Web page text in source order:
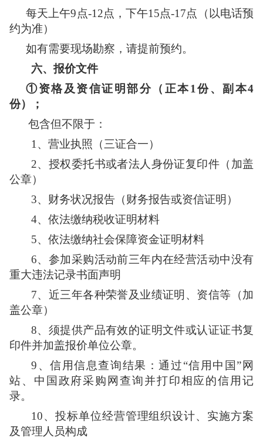
每天上午9点-12点，下午15点-17点（以电话预
约为准）
如有需要现场勘察，请提前预约。
六、报价文件
①资格及资信证明部分（正本1份、副本4
份）；
包含但不限于：
1、 营业执照（三证合一）
2、 授权委托书或者法人身份证复印件（加盖
公章）
3、 财务状况报告（财务报告或资信证明）
4、 依法缴纳税收证明材料
5、 依法缴纳社会保障资金证明材料
6、 参加采购活动前三年内在经营活动中没有
重大违法记录书面声明
7、 近三年各种荣誉及业绩证明、资信等 （加
盖公章）
8、 须提供产品有效的证明文件或认证证书复
印件并加盖报价单位公章。
9、信用信息查询结果：通过“信用中国”网
站、中国政府采购网查询并打印相应的信用记
录。
10、 投标单位经营管理组织设计、实施方案
及管理人员构成